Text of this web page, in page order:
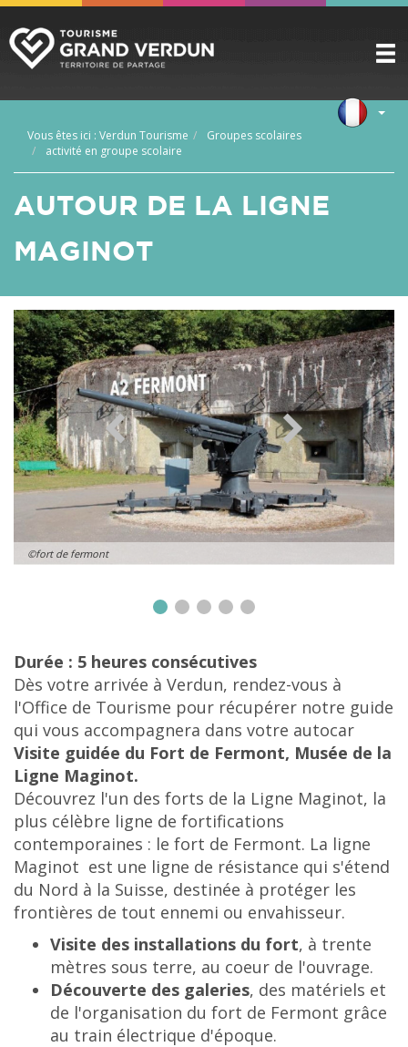
▼
A VOIR / A FAIRE
PRÉPARER
SERVICE GROUPES
ESPACE PRO
CITADELLE
BILLETTERIE
Vous êtes ici : Verdun Tourisme
Groupes scolaires
activité en groupe scolaire
AUTOUR DE LA LIGNE
MAGINOT
©fort de fermont
Durée : 5 heures consécutives
Dès votre arrivée à Verdun, rendez-vous à
l'Office de Tourisme pour récupérer notre guide
qui vous accompagnera dans votre autocar
Visite guidée du Fort de Fermont, Musée de la
Ligne Maginot.
Découvrez l'un des forts de la Ligne Maginot, la
plus célèbre ligne de fortifications
contemporaines : le fort de Fermont. La ligne
Maginot est une ligne de résistance qui s'étend
du Nord à la Suisse, destinée à protéger les
frontières de tout ennemi ou envahisseur.
Visite des installations du fort, à trente
mètres sous terre, au coeur de l'ouvrage.
Découverte des galeries, des matériels et
de l'organisation du fort de Fermont grâce
au train électrique d'époque.